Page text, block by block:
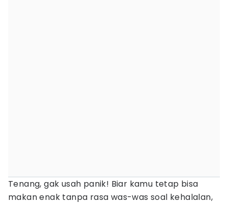
Tenang, gak usah panik! Biar kamu tetap bisa
makan enak tanpa rasa was-was soal kehalalan,